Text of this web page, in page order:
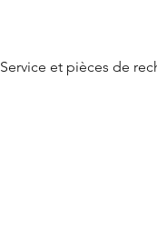
Service et pièces de